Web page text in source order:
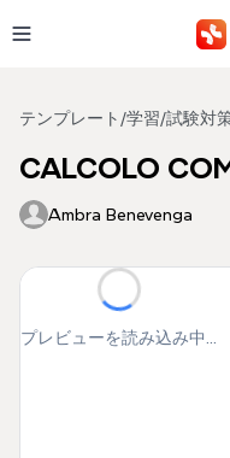
テンプレート /学習/試験対
CALCOLO
Ambra Benevenga
プレビューを読み込み中...